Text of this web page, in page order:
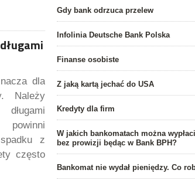
dla
Należy
z
często
Gdy bank odrzuca przelew
Infolinia Deutsche Bank Polska
Finanse osobiste
Z jaką kartą jechać do USA
Kredyty dla firm
W jakich bankomatach można
bez prowizji będąc w Bank BPH?
Bankomat nie wydał pieniędzy. Co